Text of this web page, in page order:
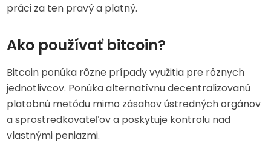
práci za ten pravý a platný.
Ako používať bitcoin?
Bitcoin ponúka rôzne prípady využitia pre rôznych
jednotlivcov. Ponúka alternatívnu decentralizovanú
platobnú metódu mimo zásahov ústredných orgánov
a sprostredkovateľov a poskytuje kontrolu nad
vlastnými peniazmi.